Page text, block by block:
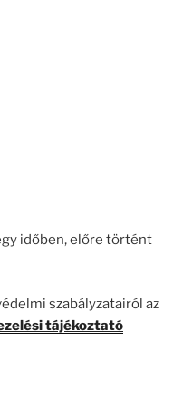
időben, előre történt
szabályzatairól az
tájékoztató